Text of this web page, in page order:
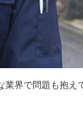
界で問題も抱え